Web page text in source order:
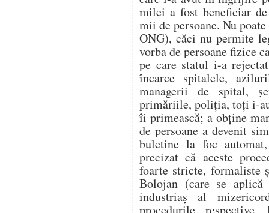
milei a fost beneficiar
mii de persoane. Nu
ONG), căci nu permite
vorba de persoane fizice
pe care statul i-a
încarce spitalele,
managerii de spital,
primăriile, poliția, toți i-
îi primească; a obține
de persoane a devenit
buletine la foc
precizat că aceste
foarte stricte, formaliste
Bolojan (care se
industriaș al
procedurile